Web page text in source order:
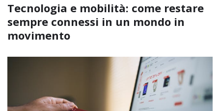
Tecnologia e mobilità: come restare
sempre connessi in un mondo in
movimento